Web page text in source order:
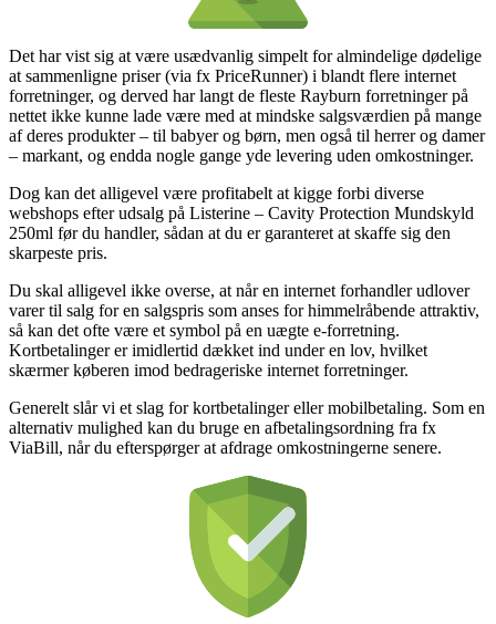
Det har vist sig at være usædvanlig simpelt for almindelige dødelige
at sammenligne priser (via fx PriceRunner) i blandt flere internet
forretninger, og derved har langt de fleste Rayburn forretninger på
nettet ikke kunne lade være med at mindske salgsværdien på mange
af deres produkter – til babyer og børn, men også til herrer og damer
– markant, og endda nogle gange yde levering uden omkostninger.
Dog kan det alligevel være profitabelt at kigge forbi diverse
webshops efter udsalg på Listerine – Cavity Protection Mundskyld
250ml før du handler, sådan at du er garanteret at skaffe sig den
skarpeste pris.
Du skal alligevel ikke overse, at når en internet forhandler udlover
varer til salg for en salgspris som anses for himmelråbende attraktiv,
så kan det ofte være et symbol på en uægte e-forretning.
Kortbetalinger er imidlertid dækket ind under en lov, hvilket
skærmer køberen imod bedrageriske internet forretninger.
Generelt slår vi et slag for kortbetalinger eller mobilbetaling. Som en
alternativ mulighed kan du bruge en afbetalingsordning fra fx
ViaBill, når du efterspørger at afdrage omkostningerne senere.